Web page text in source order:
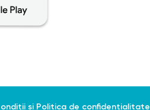
și Politica de confidențialitate